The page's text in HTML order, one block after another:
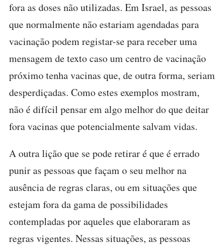
fora as doses não utilizadas. Em Israel, as pessoas
que normalmente não estariam agendadas para
vacinação podem registar-se para receber uma
mensagem de texto caso um centro de vacinação
próximo tenha vacinas que, de outra forma, seriam
desperdiçadas. Como estes exemplos mostram,
não é difícil pensar em algo melhor do que deitar
fora vacinas que potencialmente salvam vidas.
A outra lição que se pode retirar é que é errado
punir as pessoas que façam o seu melhor na
ausência de regras claras, ou em situações que
estejam fora da gama de possibilidades
contempladas por aqueles que elaboraram as
regras vigentes. Nessas situações, as pessoas